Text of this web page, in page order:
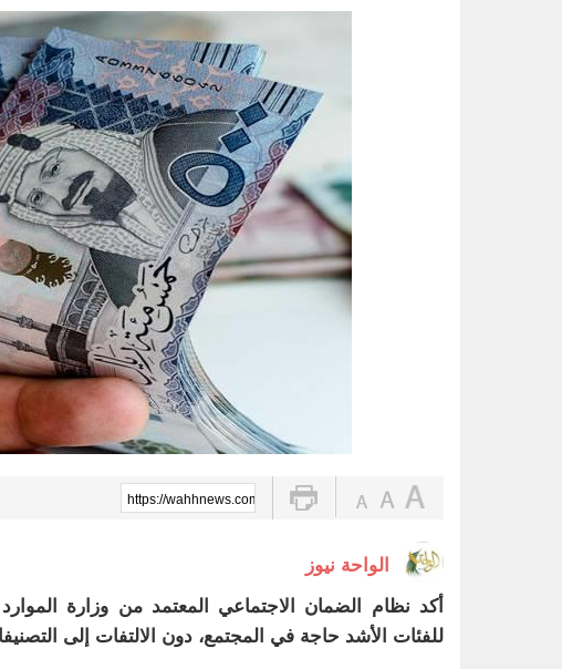
الواحة نيوز صحيفة ترصد نبض الأحساء لحظة بلحظة
حساب المواطن يوضح: العمالة المنزلية
عبدالله السلطان: نُعلّم الشباب كيف
خبيرة تغذية: قشرة الكيوي كنز صحي لا
14 ألف زيارة ميدانية لتعزيز السلامة والالتزام بكود البناء في الأحساء
ضبط 2357 مركبة مخالفة توقفت في مواقف الأشخاص ذوي الإعاقة
https://wahhnews.com/?p=81333
الواحة نيوز
أكد نظام الضمان الاجتماعي المعتمد من وزارة الموارد
للفئات الأشد حاجة في المجتمع، دون الالتفات إلى